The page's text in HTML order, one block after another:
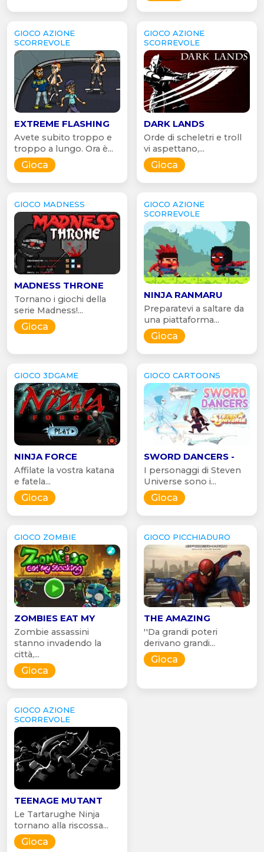
GIOCO AZIONE
SCORREVOLE
EXTREME FLASHING
Avete subito troppo e
troppo a lungo. Ora è...
Gioca
GIOCO AZIONE
SCORREVOLE
DARK LANDS
Orde di scheletri e troll
vi aspettano,...
Gioca
GIOCO MADNESS
MADNESS THRONE
Tornano i giochi della
serie Madness!...
Gioca
GIOCO AZIONE
SCORREVOLE
NINJA RANMARU
Preparatevi a saltare da
una piattaforma...
Gioca
GIOCO 3DGAME
NINJA FORCE
Affilate la vostra katana
e fatela...
Gioca
GIOCO CARTOONS
SWORD DANCERS -
I personaggi di Steven
Universe sono i...
Gioca
GIOCO ZOMBIE
ZOMBIES EAT MY
Zombie assassini
stanno invadendo la
città,...
Gioca
GIOCO PICCHIADURO
THE AMAZING
''Da grandi poteri
derivano grandi...
Gioca
GIOCO AZIONE
SCORREVOLE
TEENAGE MUTANT
Le Tartarughe Ninja
tornano alla riscossa...
Gioca